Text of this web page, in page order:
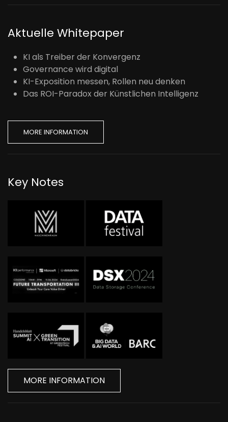
Aktuelle Whitepaper
KI als Treiber der Konvergenz
Governance wird digital
KI-Exposition messen, Rollen neu denken
Das ROI-Paradox der Künstlichen Intelligenz
MORE INFORMATION
Key Notes
MORE INFORMATION